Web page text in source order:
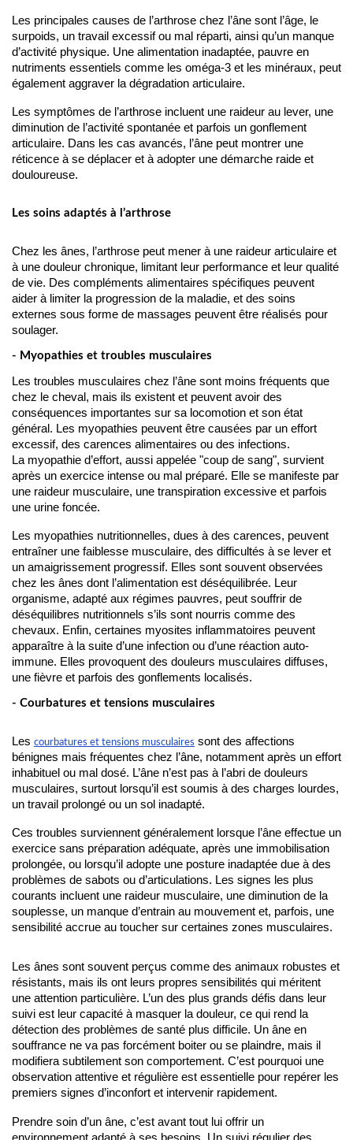
Les principales causes de l’arthrose chez l’âne sont l’âge, le
surpoids, un travail excessif ou mal réparti, ainsi qu’un manque
d’activité physique. Une alimentation inadaptée, pauvre en
nutriments essentiels comme les oméga-3 et les minéraux, peut
également aggraver la dégradation articulaire.
Les symptômes de l’arthrose incluent une raideur au lever, une
diminution de l’activité spontanée et parfois un gonflement
articulaire. Dans les cas avancés, l’âne peut montrer une
réticence à se déplacer et à adopter une démarche raide et
douloureuse.
Les soins adaptés à l’arthrose
Chez les ânes, l’arthrose peut mener à une raideur articulaire et
à une douleur chronique, limitant leur performance et leur qualité
de vie. Des compléments alimentaires spécifiques peuvent
aider à limiter la progression de la maladie, et des soins
externes sous forme de massages peuvent être réalisés pour
soulager.
- Myopathies et troubles musculaires
Les troubles musculaires chez l’âne sont moins fréquents que
chez le cheval, mais ils existent et peuvent avoir des
conséquences importantes sur sa locomotion et son état
général. Les myopathies peuvent être causées par un effort
excessif, des carences alimentaires ou des infections.
La myopathie d’effort, aussi appelée "coup de sang", survient
après un exercice intense ou mal préparé. Elle se manifeste par
une raideur musculaire, une transpiration excessive et parfois
une urine foncée.
Les myopathies nutritionnelles, dues à des carences, peuvent
entraîner une faiblesse musculaire, des difficultés à se lever et
un amaigrissement progressif. Elles sont souvent observées
chez les ânes dont l’alimentation est déséquilibrée. Leur
organisme, adapté aux régimes pauvres, peut souffrir de
déséquilibres nutritionnels s’ils sont nourris comme des
chevaux. Enfin, certaines myosites inflammatoires peuvent
apparaître à la suite d’une infection ou d’une réaction auto-
immune. Elles provoquent des douleurs musculaires diffuses,
une fièvre et parfois des gonflements localisés.
- Courbatures et tensions musculaires
Les courbatures et tensions musculaires sont des affections
bénignes mais fréquentes chez l’âne, notamment après un effort
inhabituel ou mal dosé. L’âne n’est pas à l’abri de douleurs
musculaires, surtout lorsqu’il est soumis à des charges lourdes,
un travail prolongé ou un sol inadapté.
Ces troubles surviennent généralement lorsque l’âne effectue un
exercice sans préparation adéquate, après une immobilisation
prolongée, ou lorsqu’il adopte une posture inadaptée due à des
problèmes de sabots ou d’articulations. Les signes les plus
courants incluent une raideur musculaire, une diminution de la
souplesse, un manque d’entrain au mouvement et, parfois, une
sensibilité accrue au toucher sur certaines zones musculaires.
Les ânes sont souvent perçus comme des animaux robustes et
résistants, mais ils ont leurs propres sensibilités qui méritent
une attention particulière. L’un des plus grands défis dans leur
suivi est leur capacité à masquer la douleur, ce qui rend la
détection des problèmes de santé plus difficile. Un âne en
souffrance ne va pas forcément boiter ou se plaindre, mais il
modifiera subtilement son comportement. C’est pourquoi une
observation attentive et régulière est essentielle pour repérer les
premiers signes d’inconfort et intervenir rapidement.
Prendre soin d’un âne, c’est avant tout lui offrir un